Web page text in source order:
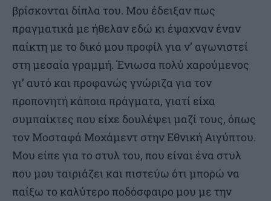
βρίσκονται δίπλα του. Μου έδειξαν πως
πραγματικά με ήθελαν εδώ κι έψαχναν έναν
παίκτη με το δικό μου προφίλ για ν’ αγωνιστεί
στη μεσαία γραμμή. Ένιωσα πολύ χαρούμενος
γι’ αυτό και προφανώς γνώριζα για τον
προπονητή κάποια πράγματα, γιατί είχα
συμπαίκτες που είχε δουλέψει μαζί τους, όπως
τον Μοσταφά Μοχάμεντ στην Εθνική Αιγύπτου.
Μου είπε για το στυλ του, που είναι ένα στυλ
που μου ταιριάζει και πιστεύω ότι μπορώ να
παίξω το καλύτερο ποδόσφαιρο μου με την